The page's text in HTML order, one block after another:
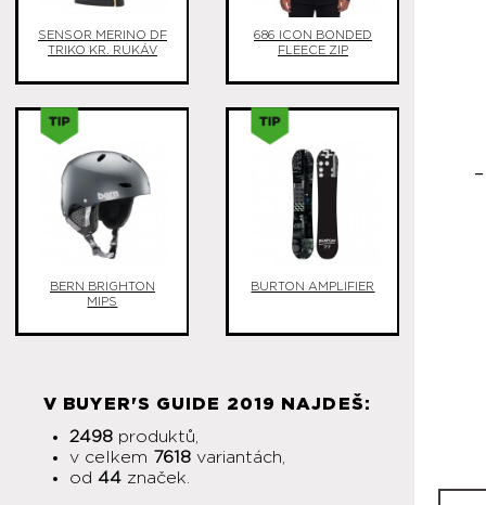
SENSOR MERINO DF
TRIKO KR. RUKÁV
686 ICON BONDED
FLEECE ZIP
BERN BRIGHTON
MIPS
BURTON AMPLIFIER
V BUYER'S GUIDE 2019 NAJDEŠ:
2498 produktů,
v celkem 7618 variantách,
od 44 značek.